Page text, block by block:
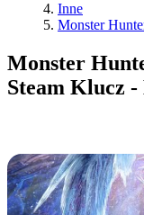
Inne
Monster
Monster
Steam Klucz -